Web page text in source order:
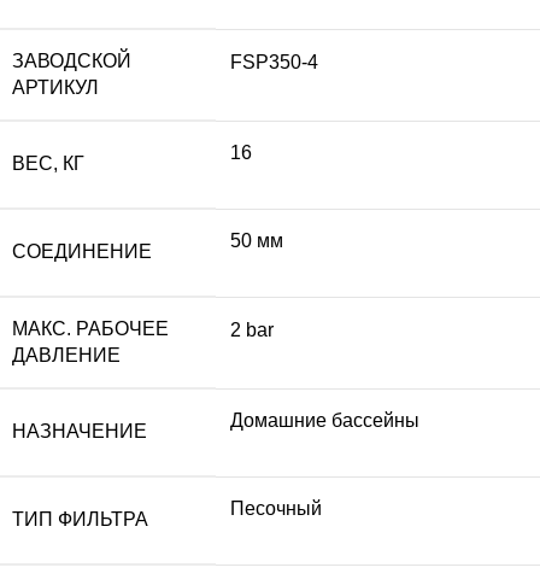
ЗАВОДСКОЙ
АРТИКУЛ
FSP350-4
ВЕС, КГ
16
СОЕДИНЕНИЕ
50 мм
МАКС. РАБОЧЕЕ
ДАВЛЕНИЕ
2 bar
НАЗНАЧЕНИЕ
Домашние бассейны
ТИП ФИЛЬТРА
Песочный